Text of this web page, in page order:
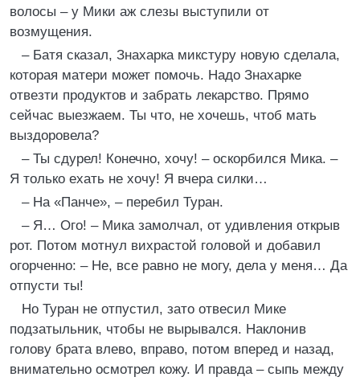
волосы – у Мики аж слезы выступили от
возмущения.
– Батя сказал, Знахарка микстуру новую сделала,
которая матери может помочь. Надо Знахарке
отвезти продуктов и забрать лекарство. Прямо
сейчас выезжаем. Ты что, не хочешь, чтоб мать
выздоровела?
– Ты сдурел! Конечно, хочу! – оскорбился Мика. –
Я только ехать не хочу! Я вчера силки…
– На «Панче», – перебил Туран.
– Я… Ого! – Мика замолчал, от удивления открыв
рот. Потом мотнул вихрастой головой и добавил
огорченно: – Не, все равно не могу, дела у меня… Да
отпусти ты!
Но Туран не отпустил, зато отвесил Мике
подзатыльник, чтобы не вырывался. Наклонив
голову брата влево, вправо, потом вперед и назад,
внимательно осмотрел кожу. И правда – сыпь между